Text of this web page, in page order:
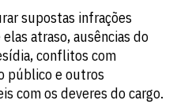
supostas infrações
atraso, ausências do
conflitos com
público e outros
com os deveres do cargo.